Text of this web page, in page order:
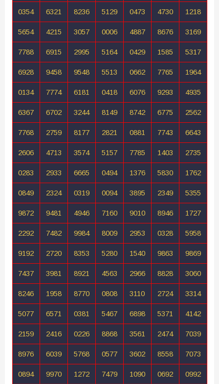
0354 6321 8236 5129 0473 4730 1218
5654 4215 3057 0006 4887 8676 3169
7788 6915 2995 5164 0429 1585 5317
6928 9458 9548 5513 0662 7765 1964
0134 7774 6181 0418 6076 9293 4935
6367 6702 3244 8149 8742 6775 2562
7768 2759 8177 2821 0881 7743 6643
2606 4713 3574 5157 7785 1403 2735
0283 2933 6665 0494 1376 5830 1762
0849 2324 0319 0094 3895 2349 5355
9872 9481 4946 7160 9010 8946 1727
2292 7482 9984 8009 2953 0328 5958
9192 2720 8353 5280 1540 9863 9869
7437 3981 8921 4563 2966 8828 3060
8246 1958 8770 0808 3110 2724 3314
5077 6571 0381 5467 6898 5371 4142
2159 2416 0226 8868 3561 2474 7039
8976 6039 5768 0577 3602 8558 7073
0894 9970 1272 7479 1090 0692 0992